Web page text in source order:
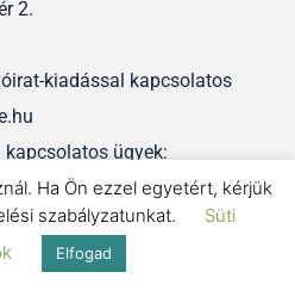
2.
kiadással kapcsolatos
ügyek:
Ha Ön ezzel egyetért, kérjük
szabályzatunkat.
Süti
Elfogad